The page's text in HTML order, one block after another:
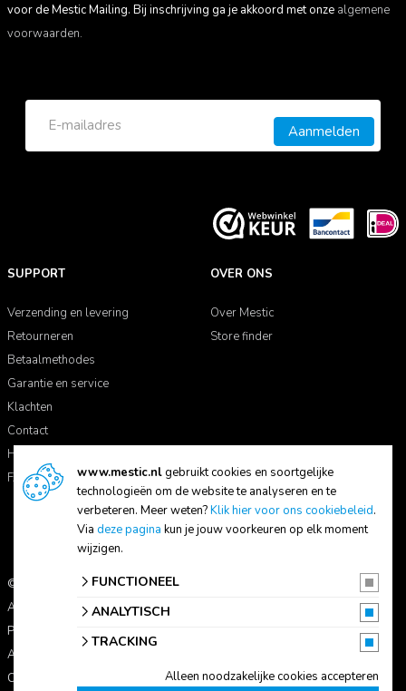
voor de Mestic Mailing. Bij inschrijving ga je akkoord met onze algemene
voorwaarden.
Aanmelden
SUPPORT
Verzending en levering
Retourneren
Betaalmethodes
Garantie en service
Klachten
Contact
Handleidingen
FAQ
OVER ONS
Over Mestic
Store finder
© 2026 Mestic
Alle prijzen zijn inclusief btw.
Privacyverklaring
Algemene voorwaarden
Cookie-instellingen
www.mestic.nlgebruikt cookies en soortgelijke
technologieën om de website te analyseren en te
verbeteren. Meer weten?Klik hier voor ons cookiebeleid.
Via deze pagina kun je jouw voorkeuren op elk moment
wijzigen.
FUNCTIONEEL
ANALYTISCH
TRACKING
Alleen noodzakelijke cookies accepteren